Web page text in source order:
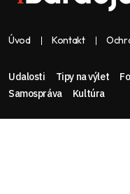
Úvod Kontakt
Udalosti Tipy na výlet
Samospráva
Kultúra